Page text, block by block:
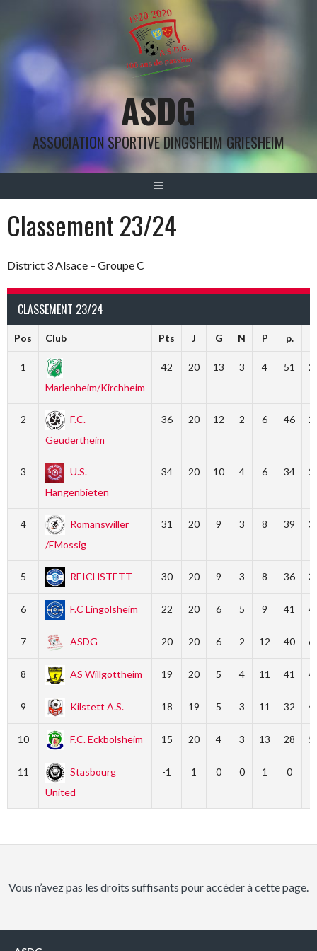
contenu
ASDG
ASSOCIATION SPORTIVE DINGSHEIM GRIESHEIM
Classement 23/24
District 3 Alsace – Groupe C
CLASSEMENT 23/24
Pos Club Pts J G N P p.
1
Marlenheim/Kirchheim
42 20 13 3 4 51
2
F.C.
Geudertheim
36 20 12 2 6 46
3
U.S.
Hangenbieten
34 20 10 4 6 34
4
Romanswiller
/EMossig
31 20 9 3 8 39
5 REICHSTETT 30 20 9 3 8 36
6 F.C Lingolsheim 22 20 6 5 9 41
7 ASDG 20 20 6 2 12 40
8 AS Willgottheim 19 20 5 4 11 41
9 Kilstett A.S. 18 19 5 3 11 32
10 F.C. Eckbolsheim 15 20 4 3 13 28
11
Stasbourg
United
-1 1 0 0 1 0
Vous n’avez pas les droits suffisants pour accéder à cette page.